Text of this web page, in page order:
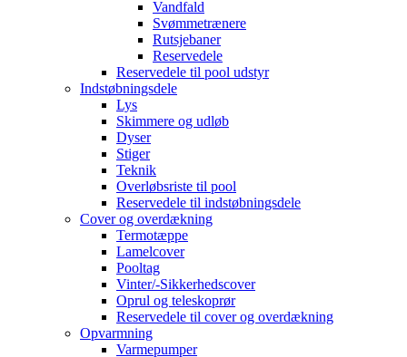
Vandfald
Svømmetrænere
Rutsjebaner
Reservedele
Reservedele til pool udstyr
Indstøbningsdele
Lys
Skimmere og udløb
Dyser
Stiger
Teknik
Overløbsriste til pool
Reservedele til indstøbningsdele
Cover og overdækning
Termotæppe
Lamelcover
Pooltag
Vinter/-Sikkerhedscover
Oprul og teleskoprør
Reservedele til cover og overdækning
Opvarmning
Varmepumper